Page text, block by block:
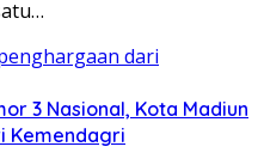
3 Nasional, Kota Madiun
Kemendagri